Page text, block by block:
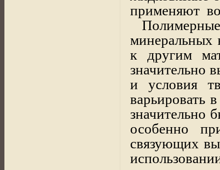
применяют
минеральных
к другим
значительно
и условия
варьировать
значительно
особенно
связующих